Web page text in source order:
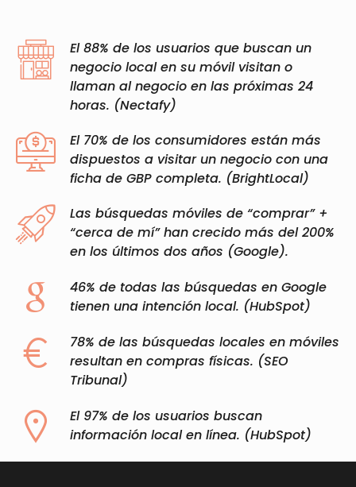
El 88% de los usuarios que buscan un
negocio local en su móvil visitan o
llaman al negocio en las próximas 24
horas. (Nectafy)​
El 70% de los consumidores están más
dispuestos a visitar un negocio con una
ficha de GBP completa. (BrightLocal)​
Las búsquedas móviles de “comprar” +
“cerca de mí” han crecido más del 200%
en los últimos dos años (Google).​
46% de todas las búsquedas en Google
tienen una intención local. (HubSpot)​
78% de las búsquedas locales en móviles
resultan en compras físicas. (SEO
Tribunal)​
El 97% de los usuarios buscan
información local en línea. (HubSpot)​